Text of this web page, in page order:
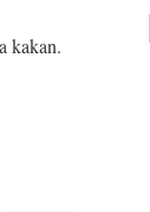
kakan.